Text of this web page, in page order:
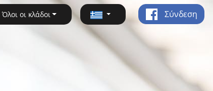
Όλοι οι κλάδοι Σύνδεση